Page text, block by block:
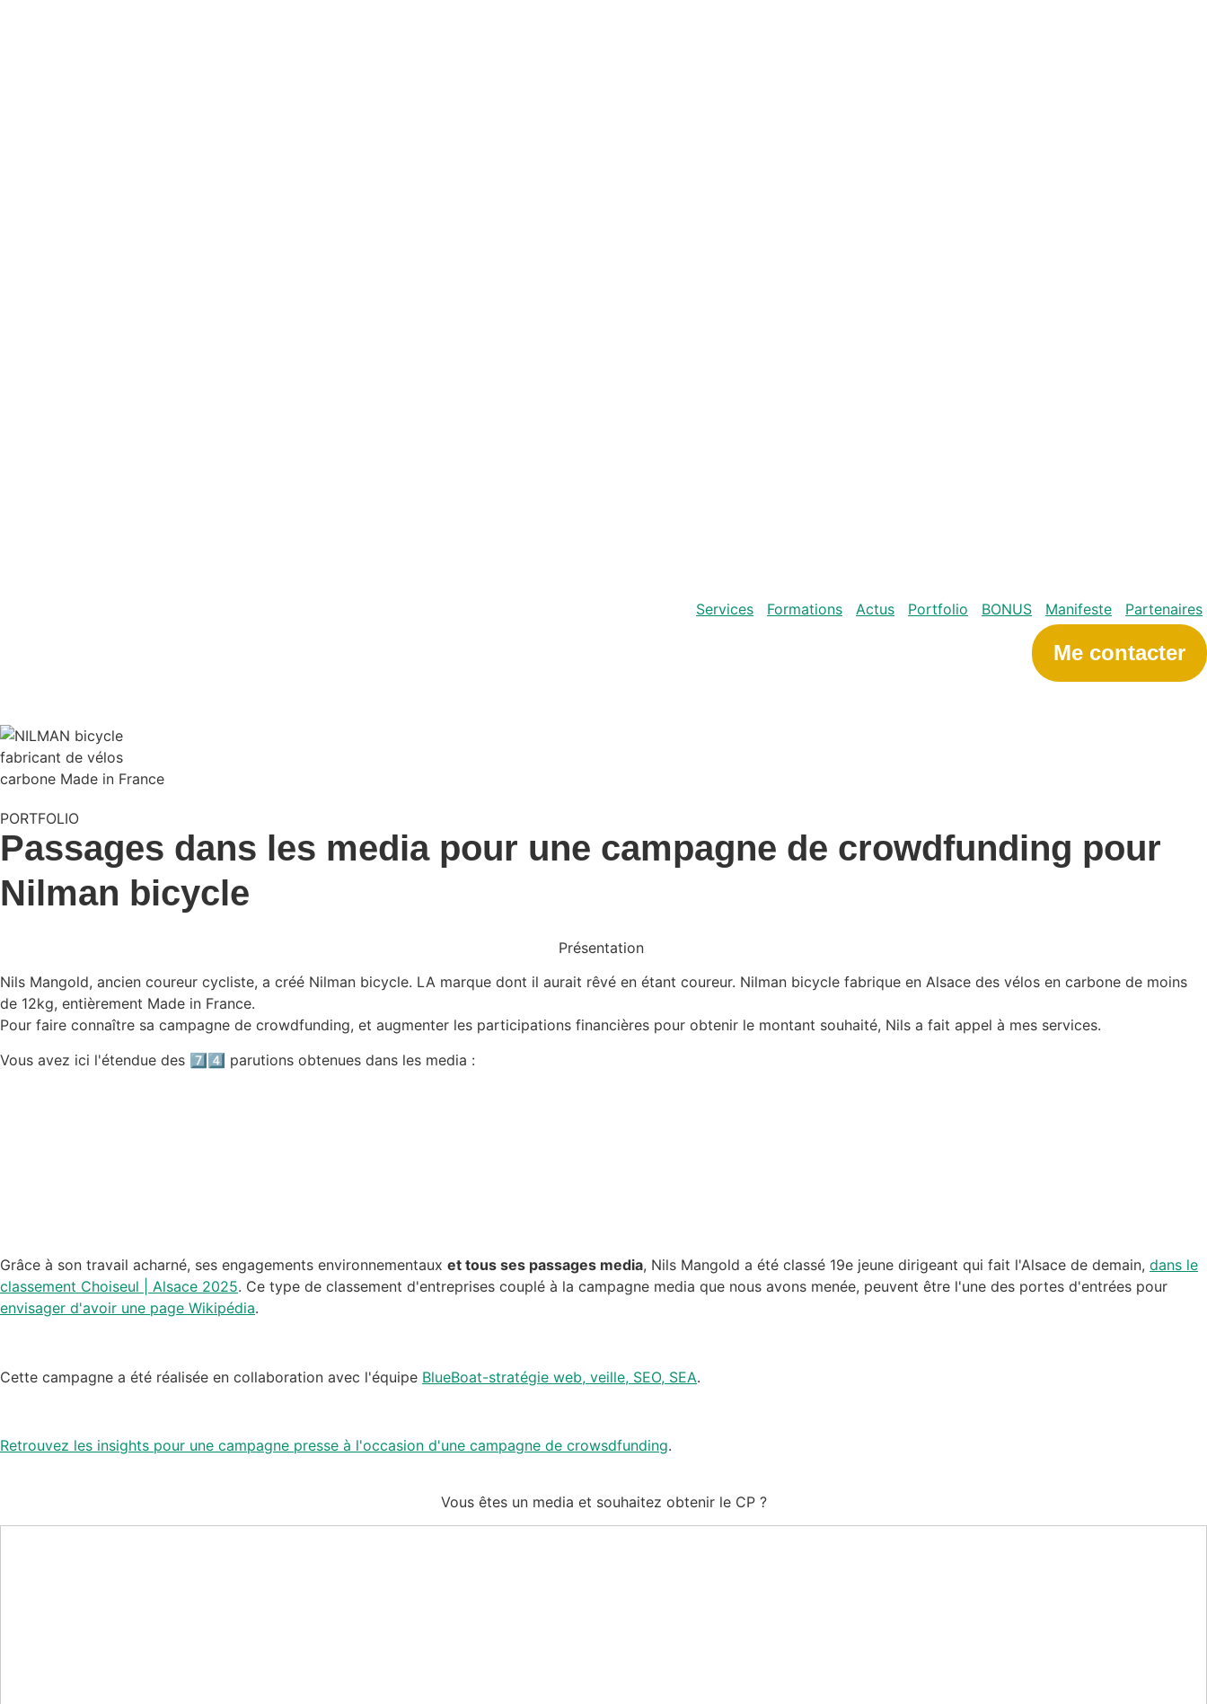
Services Formations Actus Portfolio BONUS Manifeste Partenaires
Me contacter
PORTFOLIO
Passages dans les media pour une campagne de crowdfunding pour
Nilman bicycle
Présentation
Nils Mangold, ancien coureur cycliste, a créé Nilman bicycle. LA marque dont il aurait rêvé en étant coureur. Nilman bicycle fabrique en Alsace des vélos en carbone de moins
de 12kg, entièrement Made in France.
Pour faire connaître sa campagne de crowdfunding, et augmenter les participations financières pour obtenir le montant souhaité, Nils a fait appel à mes services.
Vous avez ici l'étendue des 7️⃣4️⃣ parutions obtenues dans les media :
Grâce à son travail acharné, ses engagements environnementaux et tous ses passages media, Nils Mangold a été classé 19e jeune dirigeant qui fait l'Alsace de demain, dans le
classement Choiseul | Alsace 2025. Ce type de classement d'entreprises couplé à la campagne media que nous avons menée, peuvent être l'une des portes d'entrées pour
envisager d'avoir une page Wikipédia.
Cette campagne a été réalisée en collaboration avec l'équipe BlueBoat-stratégie web, veille, SEO, SEA.
Retrouvez les insights pour une campagne presse à l'occasion d'une campagne de crowsdfunding.
Vous êtes un media et souhaitez obtenir le CP ?